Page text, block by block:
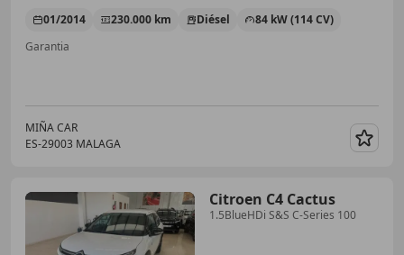
01/2014 230.000 km Diésel
84 kW (114 CV)
Garantia
MIÑA CAR
ES-29003 MALAGA
Citroen C4 Cactus
1.5BlueHDi S&S C-Series 100